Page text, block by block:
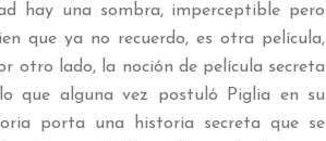
hay una sombra, imperceptible pero
que ya no recuerdo, es otra película,
otro lado, la noción de película secreta
que alguna vez postuló Piglia en su
porta una historia secreta que se